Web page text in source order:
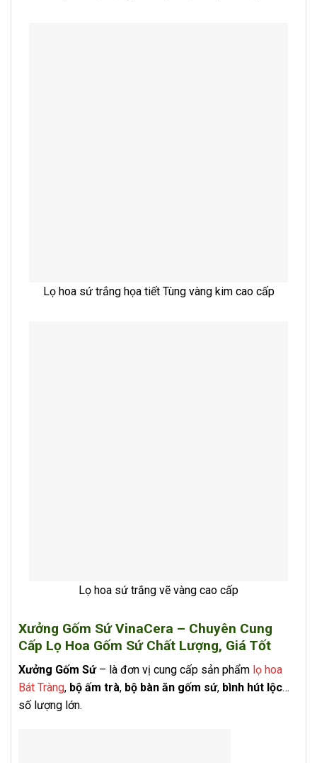
Lọ hoa sứ trắng họa tiết Tùng vàng kim cao cấp
Lọ hoa sứ trắng vẽ vàng cao cấp
Xưởng Gốm Sứ VinaCera – Chuyên Cung
Cấp Lọ Hoa Gốm Sứ Chất Lượng, Giá Tốt
Xưởng Gốm Sứ – là đơn vị cung cấp sản phẩm lọ hoa
Bát Tràng, bộ ấm trà, bộ bàn ăn gốm sứ, bình hút lộc…
số lượng lớn.